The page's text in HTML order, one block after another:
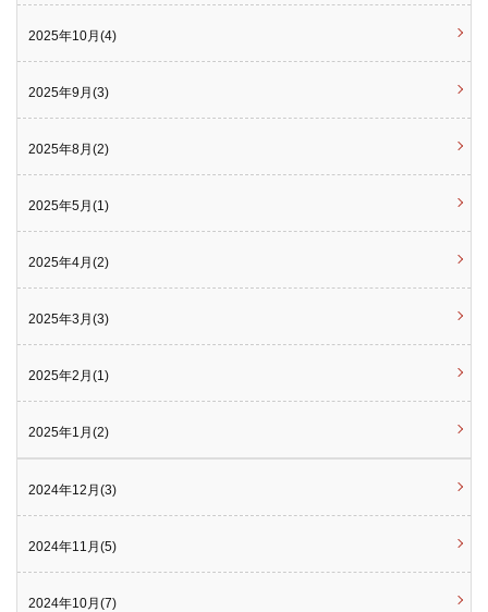
2025年10月(4)
2025年9月(3)
2025年8月(2)
2025年5月(1)
2025年4月(2)
2025年3月(3)
2025年2月(1)
2025年1月(2)
2024年12月(3)
2024年11月(5)
2024年10月(7)